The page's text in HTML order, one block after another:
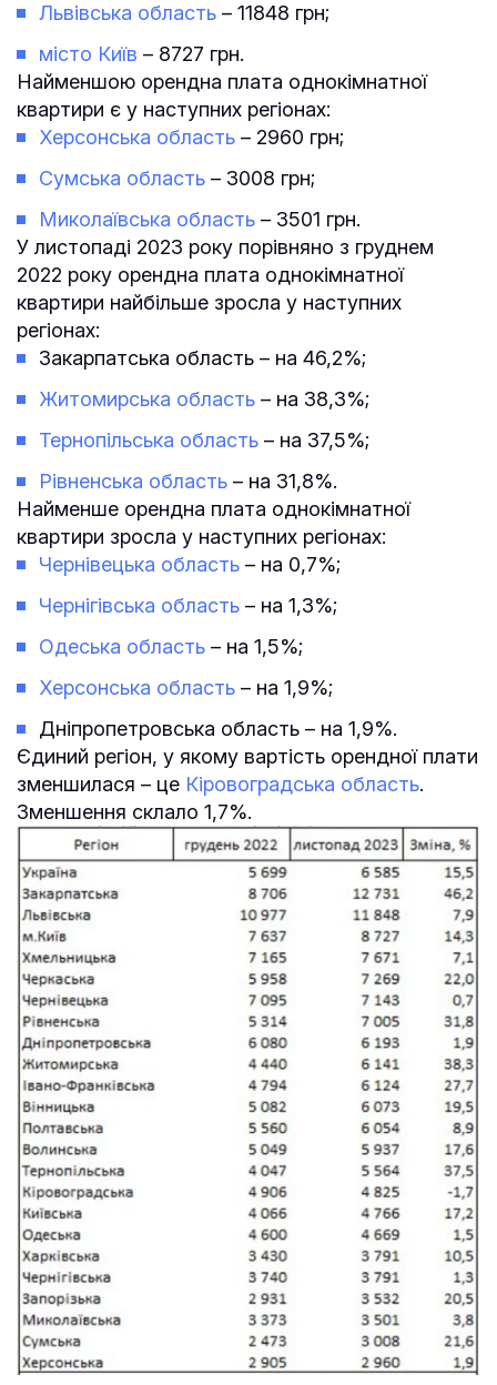
Львівська область – 11848 грн;
місто Київ – 8727 грн.
Найменшою орендна плата однокімнатної
квартири є у наступних регіонах:
Херсонська область – 2960 грн;
Сумська область – 3008 грн;
Миколаївська область – 3501 грн.
У листопаді 2023 року порівняно з груднем
2022 року орендна плата однокімнатної
квартири найбільше зросла у наступних
регіонах:
Закарпатська область – на 46,2%;
Житомирська область – на 38,3%;
Тернопільська область – на 37,5%;
Рівненська область – на 31,8%.
Найменше орендна плата однокімнатної
квартири зросла у наступних регіонах:
Чернівецька область – на 0,7%;
Чернігівська область – на 1,3%;
Одеська область – на 1,5%;
Херсонська область – на 1,9%;
Дніпропетровська область – на 1,9%.
Єдиний регіон, у якому вартість орендної плати
зменшилася – це Кіровоградська область.
Зменшення склало 1,7%.